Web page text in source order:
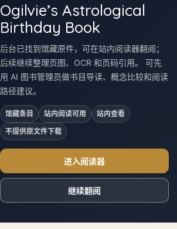
Ogilvie’s Astrological
Birthday Book
后台已找到馆藏原件，可在站内阅读器翻阅；
后续继续整理页图、OCR 和页码引用。 可先
用 AI 图书管理员做书目导读、概念比较和阅读
路径建议。
馆藏条目 站内阅读可用
站内查看
不提供原文件下载
进入阅读器
继续翻阅